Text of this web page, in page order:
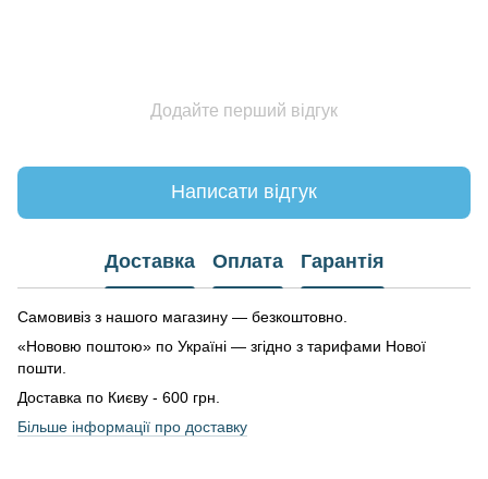
Додайте перший відгук
Написати відгук
Доставка Оплата Гарантія
Самовивіз з нашого магазину — безкоштовно.
«Нововю поштою» по Україні — згідно з тарифами Нової
пошти.
Доставка по Києву - 600 грн.
Більше інформації про доставку